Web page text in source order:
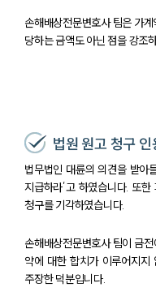
손해배상전문변호사 팀은 가
당하는 금액도 아닌 점을 강조
법원 원고 청구
법무법인 대륜의 의견을 받
지급하라’고 하였습니다. 또
청구를 기각하였습니다.
손해배상전문변호사 팀이 금
약에 대한 합치가 이루어지지
주장한 덕분입니다.